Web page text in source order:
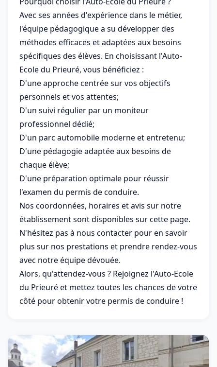
Avec ses années d'expérience dans le métier,
l'équipe pédagogique a su développer des
méthodes efficaces et adaptées aux besoins
spécifiques des élèves. En choisissant l'Auto-
Ecole du Prieuré, vous bénéficiez :
D'une approche centrée sur vos objectifs
personnels et vos attentes;
D'un suivi régulier par un moniteur
professionnel dédié;
D'un parc automobile moderne et entretenu;
D'une pédagogie adaptée aux besoins de
chaque élève;
D'une préparation optimale pour réussir
l'examen du permis de conduire.
Nos coordonnées, horaires et avis sur notre
établissement sont disponibles sur cette page.
N'hésitez pas à nous contacter pour en savoir
plus sur nos prestations et prendre rendez-vous
avec notre équipe dévouée.
Alors, qu'attendez-vous ? Rejoignez l'Auto-Ecole
du Prieuré et mettez toutes les chances de votre
côté pour obtenir votre permis de conduire !